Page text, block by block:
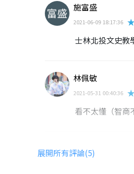
施富盛
2021-06-09 18:17:36
士林北投文史教
林佩敏
2021-05-31 00:40:36
看不太懂（智商
許為斌
展開所有評論(5)